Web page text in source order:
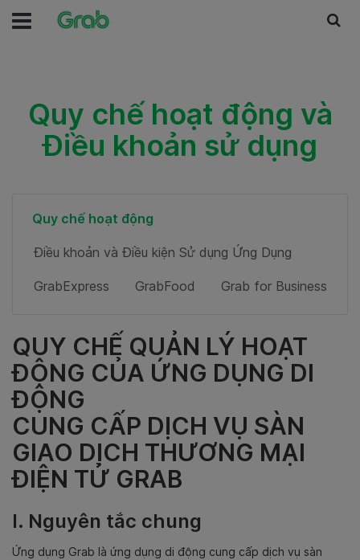
Quy chế hoạt động và
Điều khoản sử dụng
Quy chế hoạt động
Điều khoản và Điều kiện Sử dụng Ứng Dụng
GrabExpress GrabFood Grab for Business
QUY CHẾ QUẢN LÝ HOẠT
ĐỘNG CỦA ỨNG DỤNG DI
ĐỘNG
CUNG CẤP DỊCH VỤ SÀN
GIAO DỊCH THƯƠNG MẠI
ĐIỆN TỬ GRAB
I. Nguyên tắc chung
Ứng dụng Grab là ứng dụng di động cung cấp dịch vụ sàn